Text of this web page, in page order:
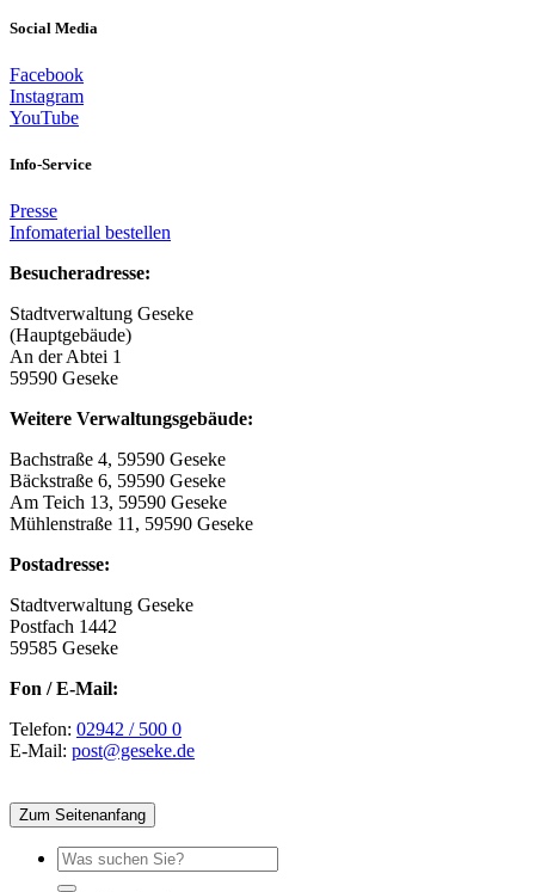
Social Media
Facebook
Instagram
YouTube
Info-Service
Presse
Infomaterial bestellen
Besucheradresse:
Stadtverwaltung Geseke
(Hauptgebäude)
An der Abtei 1
59590 Geseke
Weitere Verwaltungsgebäude:
Bachstraße 4, 59590 Geseke
Bäckstraße 6, 59590 Geseke
Am Teich 13, 59590 Geseke
Mühlenstraße 11, 59590 Geseke
Postadresse:
Stadtverwaltung Geseke
Postfach 1442
59585 Geseke
Fon / E-Mail:
Telefon: 02942 / 500 0
E-Mail: post@geseke.de
Zum Seitenanfang